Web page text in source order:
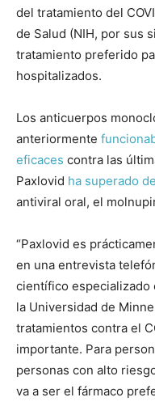
del tratamiento del
de Salud (NIH, por sus
tratamiento preferido
hospitalizados.
Los anticuerpos
anteriormente
eficaces contra las
Paxlovid ha superado
antiviral oral, el
“Paxlovid es
en una entrevista
científico especializado
la Universidad de
tratamientos contra el
importante. Para
personas con alto
va a ser el fármaco